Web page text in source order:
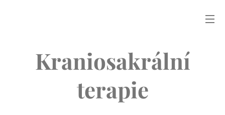
Kraniosakrální
terapie